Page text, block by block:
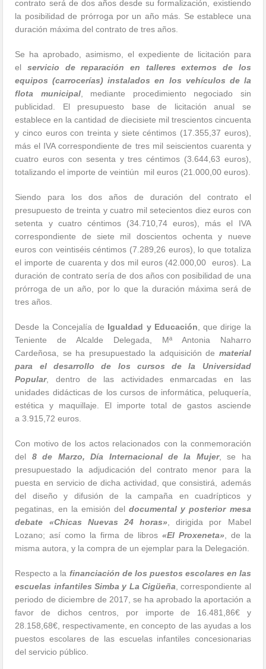
contrato será de dos años desde su formalización, existiendo
la posibilidad de prórroga por un año más. Se establece una
duración máxima del contrato de tres años.
Se ha aprobado, asimismo, el expediente de licitación para
elservicio de reparación en talleres externos de los
equipos (carrocerías) instalados en los vehículos de la
flota municipal, mediante procedimiento negociado sin
publicidad. El presupuesto base de licitación anual se
establece en la cantidad de diecisiete mil trescientos cincuenta
y cinco euros con treinta y siete céntimos (17.355,37 euros),
más el IVA correspondiente de tres mil seiscientos cuarenta y
cuatro euros con sesenta y tres céntimos (3.644,63 euros),
totalizando el importe de veintiún mil euros (21.000,00 euros).
Siendo para los dos años de duración del contrato el
presupuesto de treinta y cuatro mil setecientos diez euros con
setenta y cuatro céntimos (34.710,74 euros), más el IVA
correspondiente de siete mil doscientos ochenta y nueve
euros con veintiséis céntimos (7.289,26 euros), lo que totaliza
el importe de cuarenta y dos mil euros (42.000,00 euros). La
duración de contrato sería de dos años con posibilidad de una
prórroga de un año, por lo que la duración máxima será de
tres años.
Desde la Concejalía de Igualdad y Educación , que dirige la
Teniente de Alcalde Delegada, Mª Antonia Naharro
Cardeñosa, se ha presupuestado la adquisición de material
para el desarrollo de los cursos de la Universidad
Popular, dentro de las actividades enmarcadas en las
unidades didácticas de los cursos de informática, peluquería,
estética y maquillaje. El importe total de gastos asciende
a 3.915,72 euros.
Con motivo de los actos relacionados con la conmemoración
del 8 de Marzo, Día Internacional de la Mujer, se ha
presupuestado la adjudicación del contrato menor para la
puesta en servicio de dicha actividad, que consistirá, además
del diseño y difusión de la campaña en cuadrípticos y
pegatinas, en la emisión deldocumental y posterior mesa
debate «Chicas Nuevas 24 horas» , dirigida por Mabel
Lozano; así como la firma de libros «El Proxeneta», de la
misma autora, y la compra de un ejemplar para la Delegación.
Respecto a la financiación de los puestos escolares en las
escuelas infantiles Simba y La Cigüeña , correspondiente al
periodo de diciembre de 2017, se ha aprobado la aportación a
favor de dichos centros, por importe de 16.481,86€ y
28.158,68€, respectivamente, en concepto de las ayudas a los
puestos escolares de las escuelas infantiles concesionarias
del servicio público.